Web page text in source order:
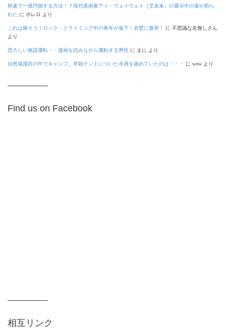
秒速で一億円損する方法！？現代美術家アイ・ウェイウェイ（艾未未）の展示中の壷が割ら
れた に ボレロ より
これは痛そう！ロック・クライミング中の青年が落下！岩壁に激突！ に 不思議な名無しさん
より
恐ろしい無謀運転・・漫画を読みながら運転する男性 に まに より
自然保護区の中でキャンプ。早朝テントについた水滴を舐めていたのは・・・ に wow より
Find us on Facebook
相互リンク